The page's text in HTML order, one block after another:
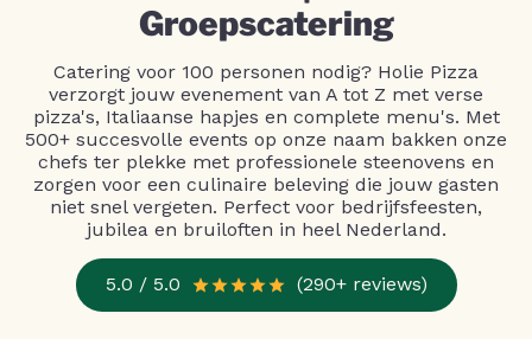
Groepscatering
Catering voor 100 personen nodig? Holie Pizza
verzorgt jouw evenement van A tot Z met verse
pizza's, Italiaanse hapjes en complete menu's. Met
500+ succesvolle events op onze naam bakken onze
chefs ter plekke met professionele steenovens en
zorgen voor een culinaire beleving die jouw gasten
niet snel vergeten. Perfect voor bedrijfsfeesten,
jubilea en bruiloften in heel Nederland.
5.0 / 5.0 (290+ reviews)